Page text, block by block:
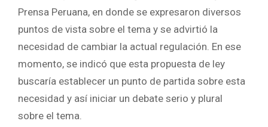
Prensa Peruana, en donde se expresaron diversos
puntos de vista sobre el tema y se advirtió la
necesidad de cambiar la actual regulación. En ese
momento, se indicó que esta propuesta de ley
buscaría establecer un punto de partida sobre esta
necesidad y así iniciar un debate serio y plural
sobre el tema.